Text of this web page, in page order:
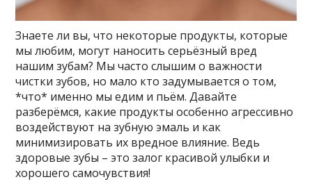
Знаете ли вы, что некоторые продукты, которые
мы любим, могут наносить серьёзный вред
нашим зубам? Мы часто слышим о важности
чистки зубов, но мало кто задумывается о том,
*что* именно мы едим и пьём. Давайте
разберёмся, какие продукты особенно агрессивно
воздействуют на зубную эмаль и как
минимизировать их вредное влияние. Ведь
здоровые зубы – это залог красивой улыбки и
хорошего самочувствия!